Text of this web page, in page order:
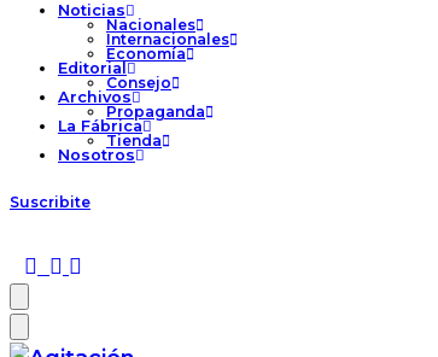
Noticias
Nacionales
Internacionales
Economía
Editorial
Consejo
Archivos
Propaganda
La Fábrica
Tienda
Nosotros
Suscribite